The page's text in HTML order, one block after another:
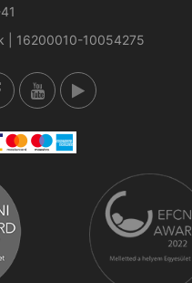
| 16200010-10054275